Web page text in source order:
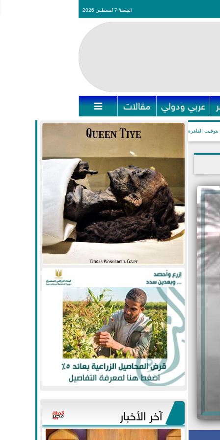
الجمعة 7 أغسطس 2026
عربي ودولي مقالات 
بتوقيت القاهرة
آخر الأخبار